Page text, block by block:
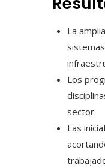
La
Los
sector.
Las